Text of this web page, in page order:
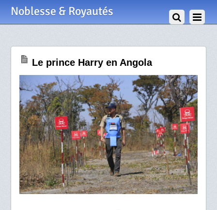
Noblesse & Royautés
Le prince Harry en Angola